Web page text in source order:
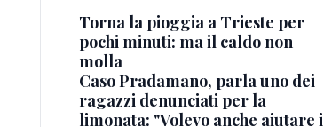
Torna la pioggia a Trieste per
pochi minuti: ma il caldo non
molla
Caso Pradamano, parla uno dei
ragazzi denunciati per la
limonata: "Volevo anche aiutare i